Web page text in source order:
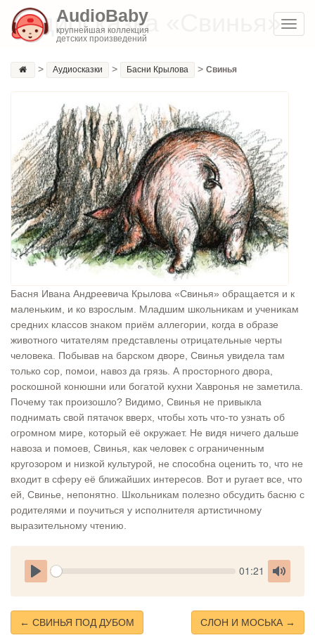
AudioBaby
крупнейшая коллекция
детских произведений
Аудиосказка «Свинья»
> Аудиосказки > Басни Крылова > Свинья
Басня Ивана Андреевича Крылова «Свинья» обращается и к
маленьким, и ко взрослым. Младшим школьникам и ученикам
средних классов знаком приём аллегории, когда в образе
животного читателям представлены отрицательные черты
человека. Побывав на барском дворе, Свинья увидела там
только сор, помои, навоз да грязь. А просторного двора,
роскошной конюшни или богатой кухни Хавронья не заметила.
Почему так произошло? Видимо, Свинья не привыкла
поднимать свой пятачок вверх, чтобы хоть что-то узнать об
огромном мире, который её окружает. Не видя ничего дальше
навоза и помоев, Свинья, как человек с ограниченным
кругозором и низкой культурой, не способна оценить то, что не
входит в сферу её ближайших интересов. Вот и ругает все, что
ей, Свинье, непонятно. Школьникам полезно обсудить басню с
родителями и поучиться у исполнителя артистичному
выразительному чтению.
Play
Current
01:21
Toggle
← СВИНЬЯ ПОД ДУБОМ СЛОН И МОСЬКА →